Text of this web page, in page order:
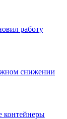
работу
снижении
контейнеры